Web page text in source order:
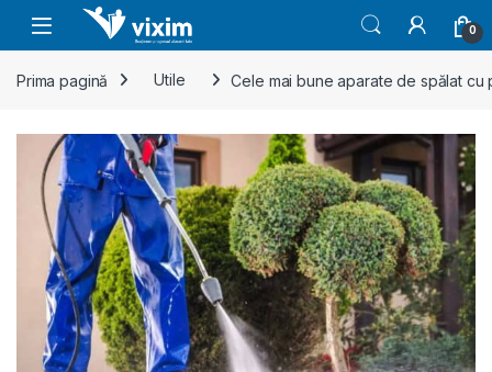
Skip to navigation
Skip to content
0
Prima pagină Utile Cele mai bune aparate de spălat